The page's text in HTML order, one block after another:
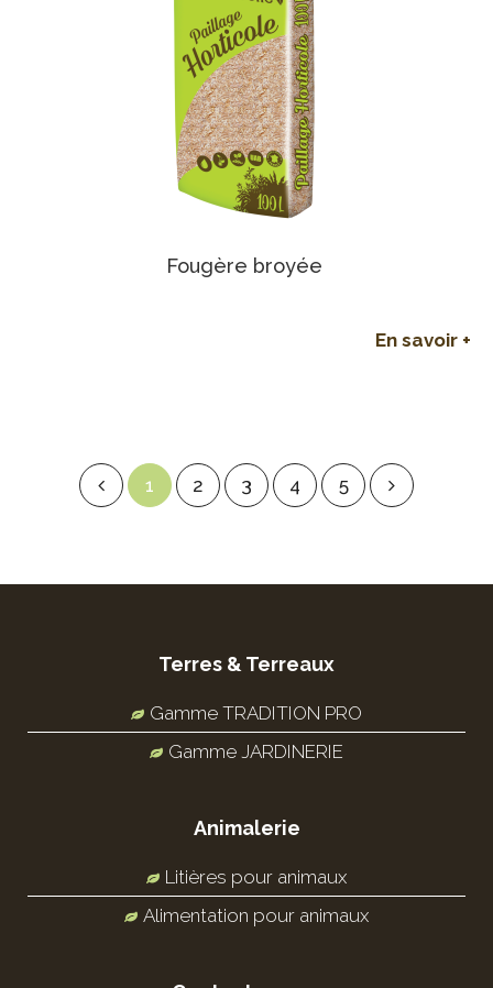
Fougère broyée
En savoir +
1 2 3 4 5
Terres & Terreaux
Gamme TRADITION PRO
Gamme JARDINERIE
Animalerie
Litières pour animaux
Alimentation pour animaux